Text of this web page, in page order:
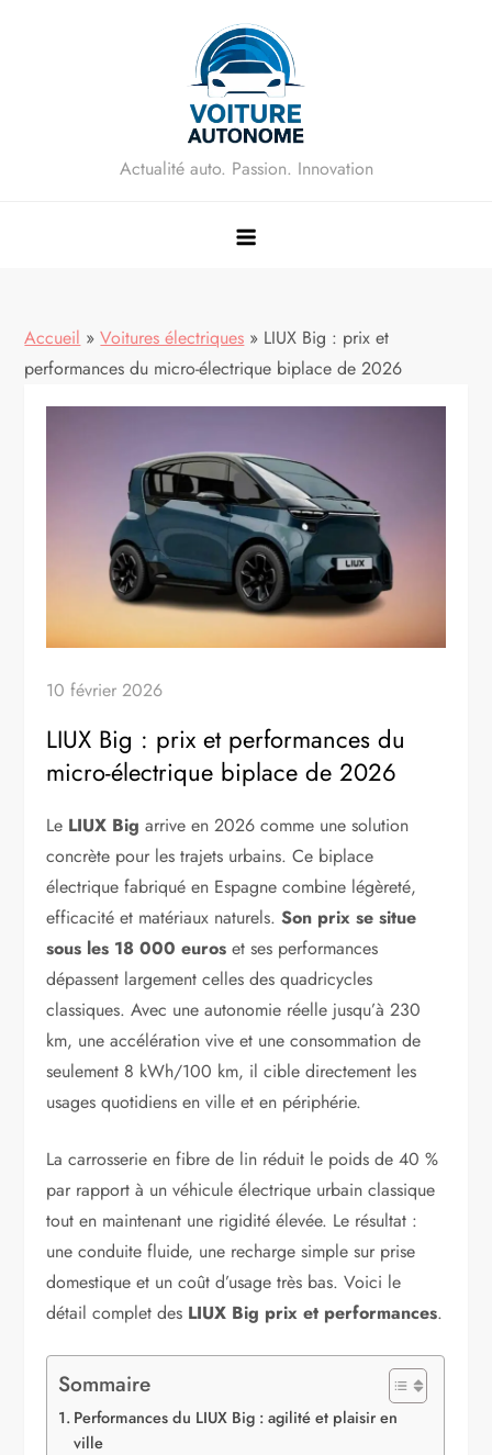
Actualité auto. Passion. Innovation
Accueil » Voitures électriques » LIUX Big : prix et
performances du micro-électrique biplace de 2026
10 février 2026
LIUX Big : prix et performances du
micro-électrique biplace de 2026
Le LIUX Big arrive en 2026 comme une solution
concrète pour les trajets urbains. Ce biplace
électrique fabriqué en Espagne combine légèreté,
efficacité et matériaux naturels.Son prix se situe
sous les 18 000 euros et ses performances
dépassent largement celles des quadricycles
classiques. Avec une autonomie réelle jusqu’à 230
km, une accélération vive et une consommation de
seulement 8 kWh/100 km, il cible directement les
usages quotidiens en ville et en périphérie.
La carrosserie en fibre de lin réduit le poids de 40 %
par rapport à un véhicule électrique urbain classique
tout en maintenant une rigidité élevée. Le résultat :
une conduite fluide, une recharge simple sur prise
domestique et un coût d’usage très bas. Voici le
détail complet des LIUX Big prix et performances.
Sommaire
Performances du LIUX Big : agilité et plaisir en
ville